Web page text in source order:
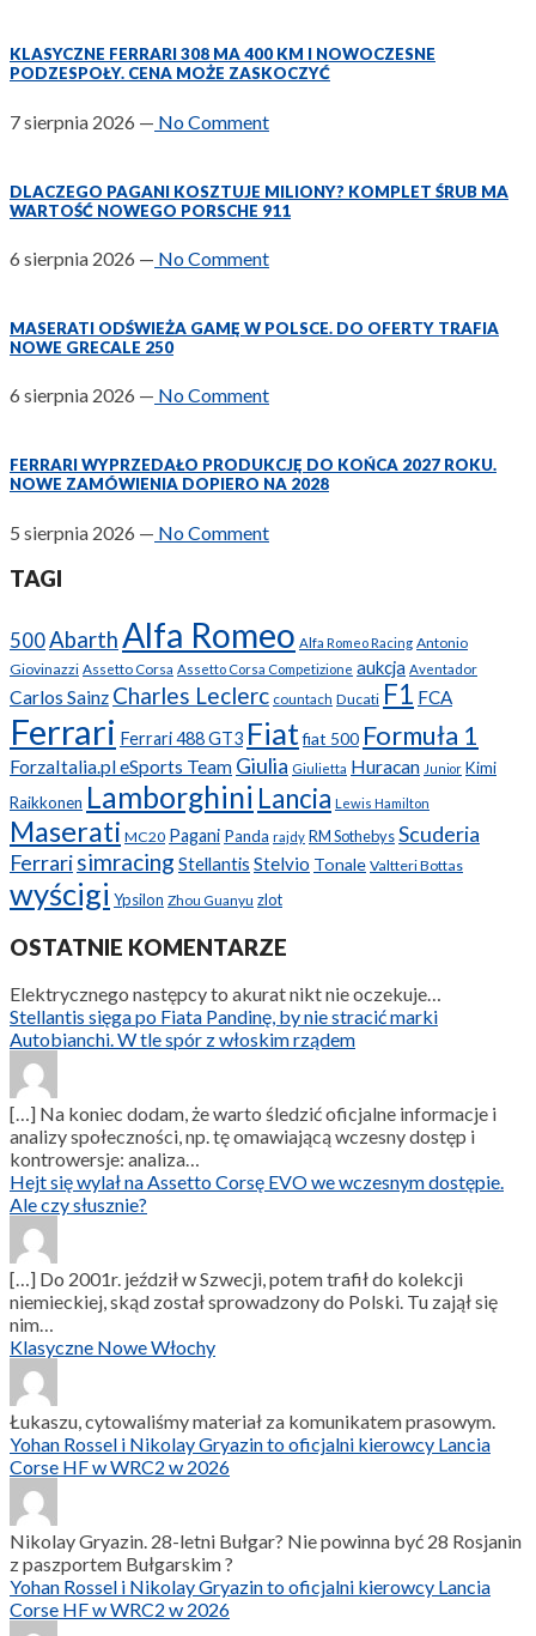
KLASYCZNE FERRARI 308 MA 400 KM I NOWOCZESNE
PODZESPOŁY. CENA MOŻE ZASKOCZYĆ
7 sierpnia 2026 — No Comment
DLACZEGO PAGANI KOSZTUJE MILIONY? KOMPLET ŚRUB MA
WARTOŚĆ NOWEGO PORSCHE 911
6 sierpnia 2026 — No Comment
MASERATI ODŚWIEŻA GAMĘ W POLSCE. DO OFERTY TRAFIA
NOWE GRECALE 250
6 sierpnia 2026 — No Comment
FERRARI WYPRZEDAŁO PRODUKCJĘ DO KOŃCA 2027 ROKU.
NOWE ZAMÓWIENIA DOPIERO NA 2028
5 sierpnia 2026 — No Comment
TAGI
500AbarthAlfa Romeo Alfa Romeo Racing Antonio
Giovinazzi Assetto Corsa Assetto Corsa Competizione aukcja Aventador
Carlos Sainz Charles Leclerc countach Ducati F1 FCA
Ferrari Ferrari 488 GT3 Fiat fiat 500 Formuła 1
ForzaItalia.pl eSports Team Giulia Giulietta Huracan Junior Kimi
Raikkonen Lamborghini Lancia Lewis Hamilton
Maserati MC20 Pagani Panda rajdy RM SothebysScuderia
Ferrarisimracing Stellantis Stelvio Tonale Valtteri Bottas
wyścigi Ypsilon Zhou Guanyu zlot
OSTATNIE KOMENTARZE
Elektrycznego następcy to akurat nikt nie oczekuje…
Stellantis sięga po Fiata Pandinę, by nie stracić marki
Autobianchi. W tle spór z włoskim rządem
[…] Na koniec dodam, że warto śledzić oficjalne informacje i
analizy społeczności, np. tę omawiającą wczesny dostęp i
kontrowersje: analiza…
Hejt się wylał na Assetto Corsę EVO we wczesnym dostępie.
Ale czy słusznie?
[…] Do 2001r. jeździł w Szwecji, potem trafił do kolekcji
niemieckiej, skąd został sprowadzony do Polski. Tu zajął się
nim…
Klasyczne Nowe Włochy
Łukaszu, cytowaliśmy materiał za komunikatem prasowym.
Yohan Rossel i Nikolay Gryazin to oficjalni kierowcy Lancia
Corse HF w WRC2 w 2026
Nikolay Gryazin. 28-letni Bułgar? Nie powinna być 28 Rosjanin
z paszportem Bułgarskim ?
Yohan Rossel i Nikolay Gryazin to oficjalni kierowcy Lancia
Corse HF w WRC2 w 2026